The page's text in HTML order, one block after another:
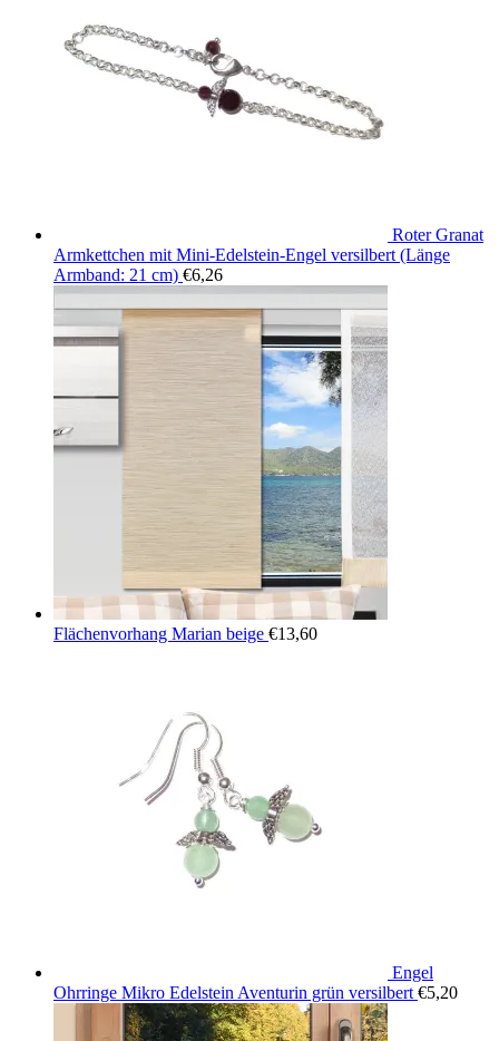
Roter Granat
Armkettchen mit Mini-Edelstein-Engel versilbert (Länge
Armband: 21 cm) €6,26
Flächenvorhang Marian beige €13,60
Engel
Ohrringe Mikro Edelstein Aventurin grün versilbert €5,20